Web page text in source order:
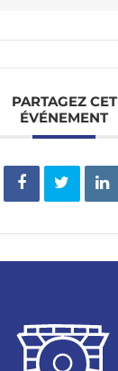
PARTAGEZ CET
ÉVÉNEMENT